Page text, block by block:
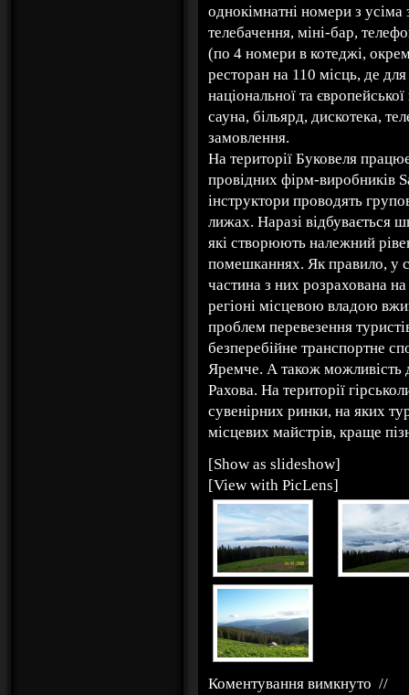
однокімнатні номери з
телебачення, міні-бар,
(по 4 номери в котеджі,
ресторан на 110 місць, де
національної та
сауна, більярд, дискотека,
замовлення.
На території Буковеля
провідних фірм-виробників
інструктори проводять
лижах. Наразі відбувається
які створюють належний
помешканнях. Як правило, у
частина з них розрахована
регіоні місцевою владою
проблем перевезення
безперебійне транспортне
Яремче. А також можливість
Рахова. На території
сувенірних ринки, на яких
місцевих майстрів, краще
[Show as slideshow]
[View with PicLens]
Коментування вимкнуто //